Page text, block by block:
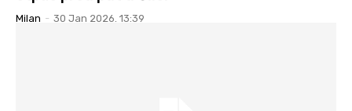
Milan - 30 Jan 2026. 13:39